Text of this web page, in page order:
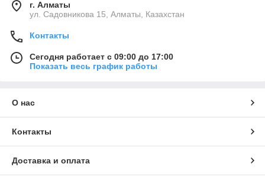
г. Алматы
ул. Садовникова 15, Алматы, Казахстан
Контакты
Сегодня работает с 09:00 до 17:00
Показать весь график работы
О нас
Контакты
Доставка и оплата